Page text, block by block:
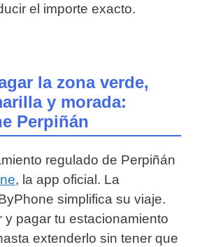
el importe exacto.
la zona verde,
y morada:
Perpiñán
regulado de Perpiñán
, la app oficial. La
simplifica su viaje.
y pagar tu estacionamiento
extenderlo sin tener que